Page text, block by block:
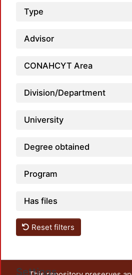
Type
Advisor
CONAHCYT Area
Division/Department
University
Degree obtained
Program
Has files
Reset filters
Settings